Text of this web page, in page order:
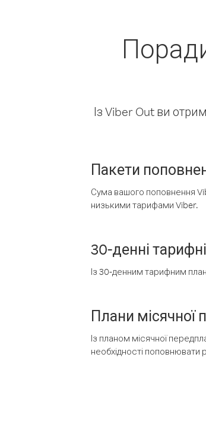
Із Viber Out ви
Пакети
Сума вашого поповнення
низькими тарифами Viber.
30-денні
Із 30-денним тарифним
Плани місячної
Із планом місячної
необхідності поповнювати